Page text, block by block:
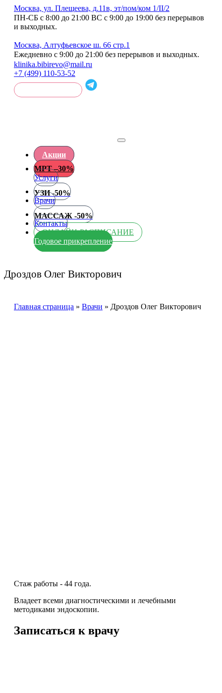
Москва, ул. Плещеева, д.11в, эт/пом/ком 1/II/2
ПН-СБ с 8:00 до 21:00 ВС с 9:00 до 19:00 без перерывов
и выходных.
Москва, Алтуфьевское ш. 66 стр.1
Ежедневно с 9:00 до 21:00 без перерывов и выходных.
klinika.bibirevo@mail.ru
+7 (499) 110-53-52
Перейти
Акции
МРТ –30%
Услуги
УЗИ -50%
Врачи
МАССАЖ -50%
Контакты
ОНЛАЙН-РАСПИСАНИЕ
Годовое прикрепление
Дроздов Олег Викторович
Главная страница » Врачи » Дроздов Олег Викторович
Стаж работы - 44 года.
Владеет всеми диагностическими и лечебными
методиками эндоскопии.
Записаться к врачу